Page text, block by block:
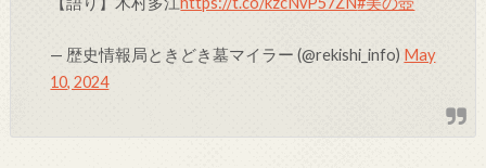
— 歴史情報局ときどき墓マイラー (@rekishi_info) May
10, 2024